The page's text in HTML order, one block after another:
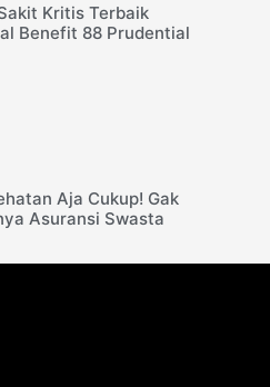
Kritis Terbaik
Benefit 88 Prudential
Aja Cukup! Gak
Asuransi Swasta